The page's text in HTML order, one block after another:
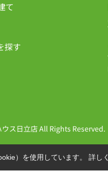
て
探す
ス日立店 All Rights Reserved.
）を使用しています。 詳し